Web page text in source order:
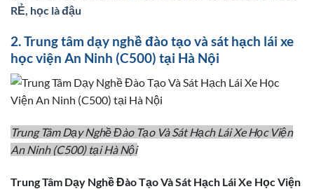
RẺ, học là đậu
2. Trung tâm dạy nghề đào tạo và sát hạch lái xe
học viện An Ninh (C500) tại Hà Nội
Trung Tâm Dạy Nghề Đào Tạo Và Sát Hạch Lái Xe Học Viện
An Ninh (C500) tại Hà Nội
Trung Tâm Dạy Nghề Đào Tạo Và Sát Hạch Lái Xe Học Viện